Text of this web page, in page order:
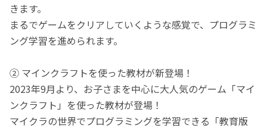
きます。
まるでゲームをクリアしていくような感覚で、プログラミ
ング学習を進められます。
② マインクラフトを使った教材が新登場！
2023年9月より、お子さまを中心に大人気のゲーム「マイ
ンクラフト」を使った教材が登場！
マイクラの世界でプログラミングを学習できる「教育版